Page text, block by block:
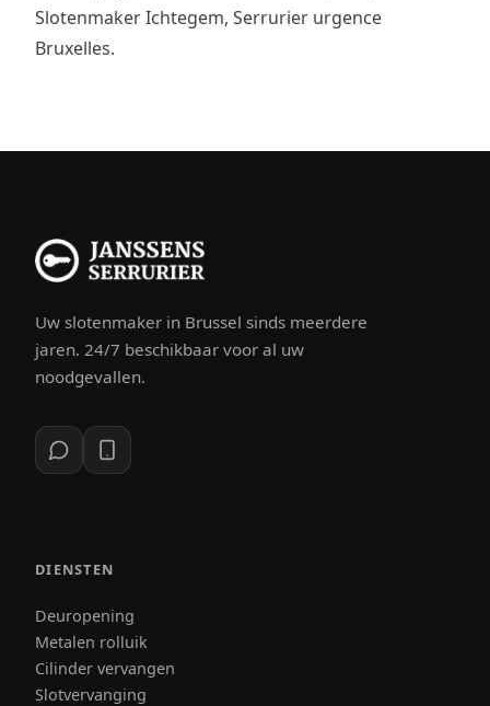
Slotenmaker Ichtegem, Serrurier urgence
Bruxelles.
Uw slotenmaker in Brussel sinds meerdere
jaren. 24/7 beschikbaar voor al uw
noodgevallen.
DIENSTEN
Deuropening
Metalen rolluik
Cilinder vervangen
Slotvervanging